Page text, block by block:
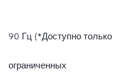
90 Гц (*Доступно только
ограниченных